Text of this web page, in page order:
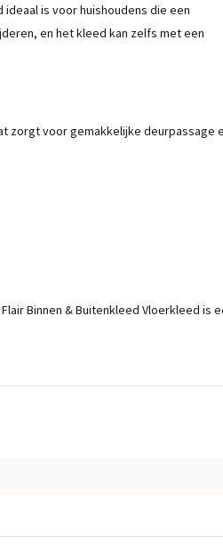
is voor huishoudens die een
en het kleed kan zelfs met een
zorgt voor gemakkelijke deurpassage
Binnen & Buitenkleed Vloerkleed is